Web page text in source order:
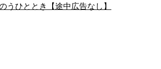
うひととき【途中広告なし】